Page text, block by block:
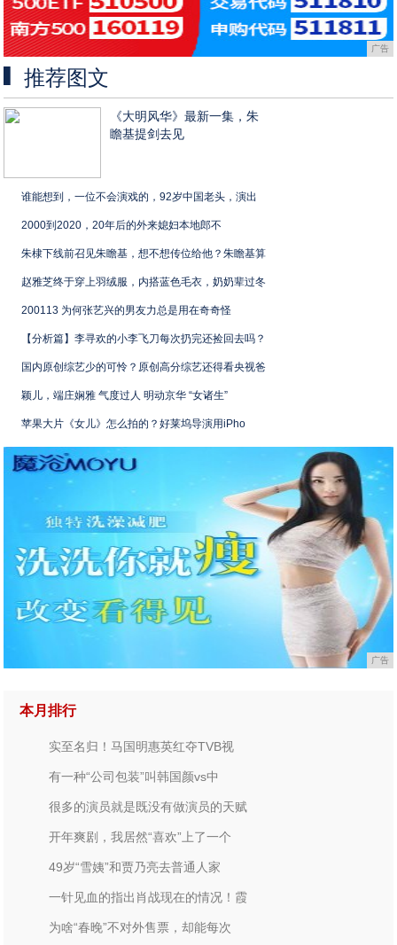
广告
推荐图文
《大明风华》最新一集，朱
瞻基提剑去见
谁能想到，一位不会演戏的，92岁中国老头，演出
2000到2020，20年后的外来媳妇本地郎不
朱棣下线前召见朱瞻基，想不想传位给他？朱瞻基算
赵雅芝终于穿上羽绒服，内搭蓝色毛衣，奶奶辈过冬
200113 为何张艺兴的男友力总是用在奇奇怪
【分析篇】李寻欢的小李飞刀每次扔完还捡回去吗？
国内原创综艺少的可怜？原创高分综艺还得看央视爸
颖儿，端庄娴雅 气度过人 明动京华 “女诸生”
苹果大片《女儿》怎么拍的？好莱坞导演用iPho
广告
本月排行
实至名归！马国明惠英红夺TVB视
有一种“公司包装”叫韩国颜vs中
很多的演员就是既没有做演员的天赋
开年爽剧，我居然“喜欢”上了一个
49岁“雪姨”和贾乃亮去普通人家
一针见血的指出肖战现在的情况！霞
为啥“春晚”不对外售票，却能每次